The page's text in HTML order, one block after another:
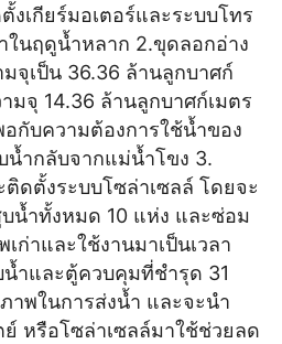
งเกียร์มอเตอร์และระบบโทร
ในฤดูน้ำหลาก 2.ขุดลอกอ่าง
จุเป็น 36.36 ล้านลูกบาศก์
มจุ 14.36 ล้านลูกบาศก์เมตร
กับความต้องการใช้น้ำของ
น้ำกลับจากแม่น้ำโขง 3.
ดตั้งระบบโซล่าเซลล์ โดยจะ
น้ำทั้งหมด 10 แห่ง และซ่อม
ก่าและใช้งานมาเป็นเวลา
น้ำและตู้ควบคุมที่ชำรุด 31
าพในการส่งน้ำ และจะนำ
หรือโซล่าเซลล์มาใช้ช่วยลด